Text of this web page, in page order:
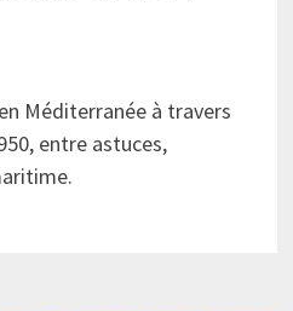
Méditerranée à travers
entre astuces,